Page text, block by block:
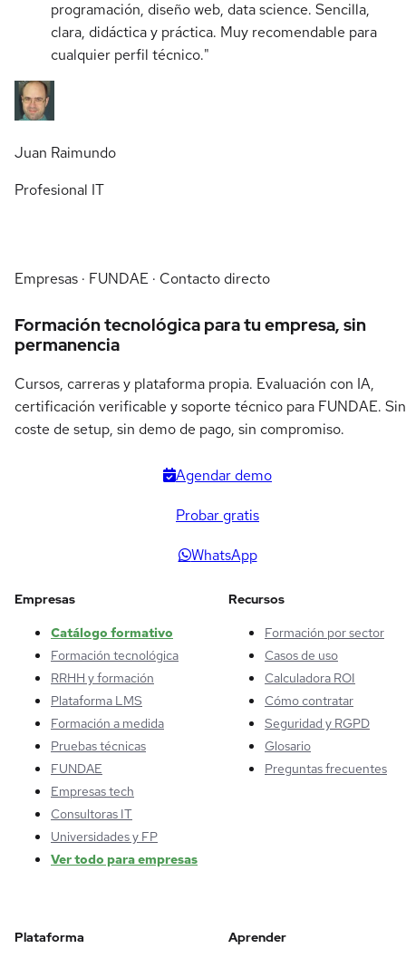
programación, diseño web, data science. Sencilla,
clara, didáctica y práctica. Muy recomendable para
cualquier perfil técnico."
Juan Raimundo
Profesional IT
Empresas · FUNDAE · Contacto directo
Formación tecnológica para tu empresa, sin
permanencia
Cursos, carreras y plataforma propia. Evaluación con IA,
certificación verificable y soporte técnico para FUNDAE. Sin
coste de setup, sin demo de pago, sin compromiso.
Agendar demo
Probar gratis
WhatsApp
Empresas
Catálogo formativo
Formación tecnológica
RRHH y formación
Plataforma LMS
Formación a medida
Pruebas técnicas
FUNDAE
Empresas tech
Consultoras IT
Universidades y FP
Ver todo para empresas
Recursos
Formación por sector
Casos de uso
Calculadora ROI
Cómo contratar
Seguridad y RGPD
Glosario
Preguntas frecuentes
Plataforma Aprender